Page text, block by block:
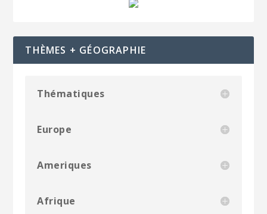
THÈMES + GÉOGRAPHIE
Thématiques
Europe
Ameriques
Afrique